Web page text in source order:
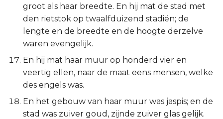
Hábakuk
Zefánja
Zacharía
Maleáchi
groot als haar breedte. En hij mat de stad met
den rietstok op twaalfduizend stadiën; de
lengte en de breedte en de hoogte derzelve
waren evengelijk.
En hij mat haar muur op honderd vier en
veertig ellen, naar de maat eens mensen, welke
des engels was.
En het gebouw van haar muur was jaspis; en de
stad was zuiver goud, zijnde zuiver glas gelijk.